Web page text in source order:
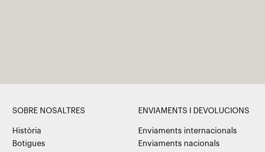
SOBRE NOSALTRES
Història
Botigues
ENVIAMENTS I DEVOLUCIONS
Enviaments internacionals
Enviaments nacionals